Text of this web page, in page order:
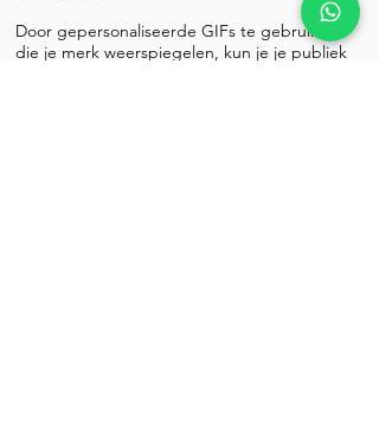
Door gepersonaliseerde GIFs te gebruiken
die je merk weerspiegelen, kun je je publiek